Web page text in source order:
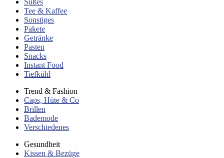
Süßes
Tee & Kaffee
Sonstiges
Pakete
Getränke
Pasten
Snacks
Instant Food
Tiefkühl
Trend & Fashion
Caps, Hüte & Co
Brillen
Bademode
Verschiedenes
Gesundheit
Kissen & Bezüge